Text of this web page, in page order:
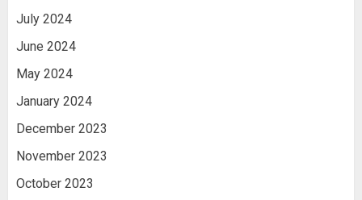
July 2024
June 2024
May 2024
January 2024
December 2023
November 2023
October 2023